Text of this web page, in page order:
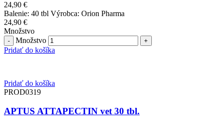
24,90 €
Balenie: 40 tbl Výrobca: Orion Pharma
24,90 €
Množstvo
Množstvo
Pridať do košíka
Pridať do košíka
PROD0319
APTUS ATTAPECTIN vet 30 tbl.